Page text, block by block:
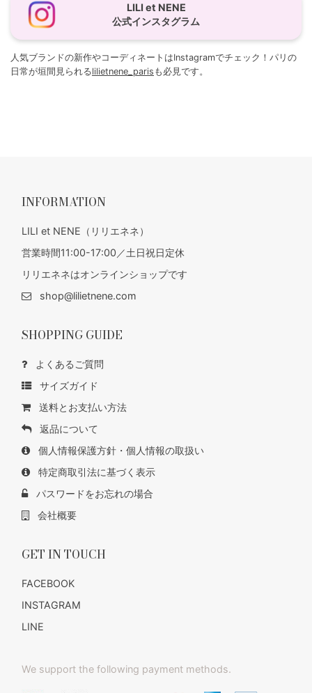
LILI et NENE
公式インスタグラム
人気ブランドの新作やコーディネートはInstagramでチェック！パリの
日常が垣間見られるlilietnene_paris も必見です。
INFORMATION
LILI et NENE（リリエネネ）
営業時間11:00-17:00／土日祝日定休
リリエネネはオンラインショップです
shop@lilietnene.com
SHOPPING GUIDE
よくあるご質問
サイズガイド
送料とお支払い方法
返品について
個人情報保護方針・個人情報の取扱い
特定商取引法に基づく表示
パスワードをお忘れの場合
会社概要
GET IN TOUCH
FACEBOOK
INSTAGRAM
LINE
We support the following payment methods.